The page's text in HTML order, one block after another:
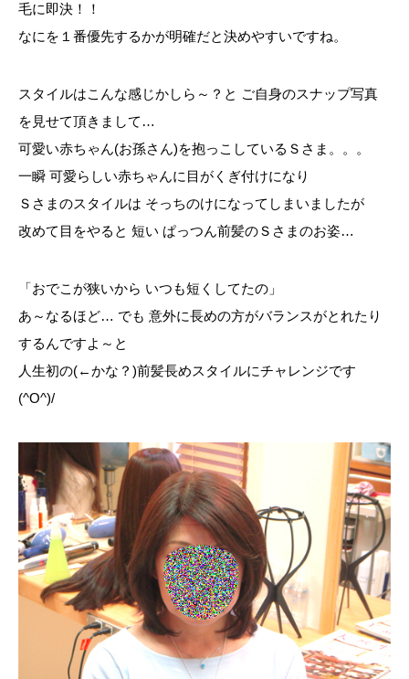
毛に即決！！
なにを１番優先するかが明確だと決めやすいですね。
スタイルはこんな感じかしら～？と ご自身のスナップ写真
を見せて頂きまして…
可愛い赤ちゃん(お孫さん)を抱っこしているＳさま。。。
一瞬 可愛らしい赤ちゃんに目がくぎ付けになり
Ｓさまのスタイルは そっちのけになってしまいましたが
改めて目をやると 短い ぱっつん前髪のＳさまのお姿…
「おでこが狭いから いつも短くしてたの」
あ～なるほど… でも 意外に長めの方がバランスがとれたり
するんですよ～と
人生初の(←かな？)前髪長めスタイルにチャレンジです
(^O^)/